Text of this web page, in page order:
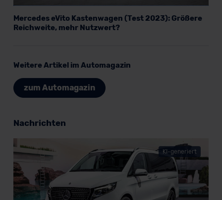
Mercedes eVito Kastenwagen (Test 2023): Größere
Reichweite, mehr Nutzwert?
Weitere Artikel im Automagazin
zum Automagazin
Nachrichten
KI-generiert